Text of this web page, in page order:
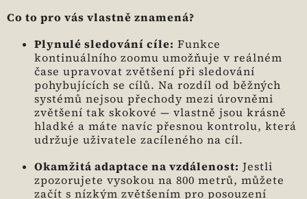
Co to pro vás vlastně znamená?
Plynulé sledování cíle: Funkce
kontinuálního zoomu umožňuje v reálném
čase upravovat zvětšení při sledování
pohybujících se cílů. Na rozdíl od běžných
systémů nejsou přechody mezi úrovněmi
zvětšení tak skokové — vlastně jsou krásně
hladké a máte navíc přesnou kontrolu, která
udržuje uživatele zacíleného na cíl.
Okamžitá adaptace na vzdálenost: Jestli
zpozorujete vysokou na 800 metrů, můžete
začít s nízkým zvětšením pro posouzení